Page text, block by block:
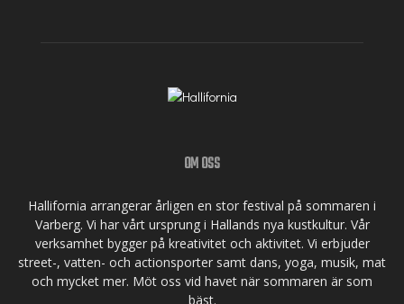
OM OSS
Hallifornia arrangerar årligen en stor festival på sommaren i
Varberg. Vi har vårt ursprung i Hallands nya kustkultur. Vår
verksamhet bygger på kreativitet och aktivitet. Vi erbjuder
street-, vatten- och actionsporter samt dans, yoga, musik, mat
och mycket mer. Möt oss vid havet när sommaren är som
bäst.